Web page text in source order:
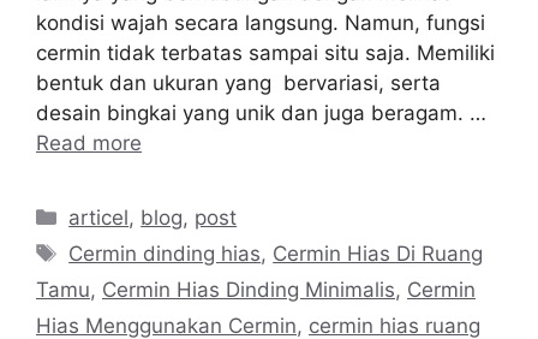
kondisi wajah secara langsung. Namun, fungsi
cermin tidak terbatas sampai situ saja. Memiliki
bentuk dan ukuran yang bervariasi, serta
desain bingkai yang unik dan juga beragam. …
Read more
Categories
articel, blog, post
Tags
Cermin dinding hias, Cermin Hias Di Ruang
Tamu, Cermin Hias Dinding Minimalis, Cermin
Hias Menggunakan Cermin, cermin hias ruang